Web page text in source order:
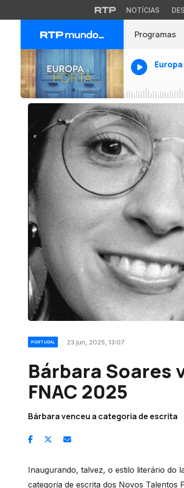
NOTÍCIAS
Programas
PORTUGAL 23 jun, 2025, 13:07
Bárbara Soares
FNAC 2025
Bárbara venceu a categoria de escrita
Inaugurando, talvez, o estilo literário do
categoria de escrita dos Novos Talentos